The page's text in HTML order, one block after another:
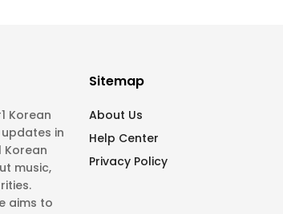
Korean
in
Korean
music,
aims to
Sitemap
About Us
Help Center
Privacy Policy